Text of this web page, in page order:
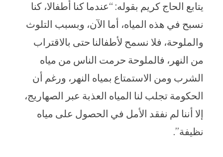
يتابع الحاج كريم بقوله: “عندما كنا أطفالا، كنا
نسبح في هذه المياه، أما الآن، وبسبب التلوث
والملوحة، فلا نسمح لأطفالنا حتى بالاقتراب
من النهر، فالملوحة حرمت الناس من مياه
الشرب ومن الاستمتاع بمياه النهر، ورغم أن
الحكومة تجلب لنا المياه العذبة عبر الصهاريج،
إلا أننا لم نفقد الأمل في الحصول على مياه
نظيفة”.